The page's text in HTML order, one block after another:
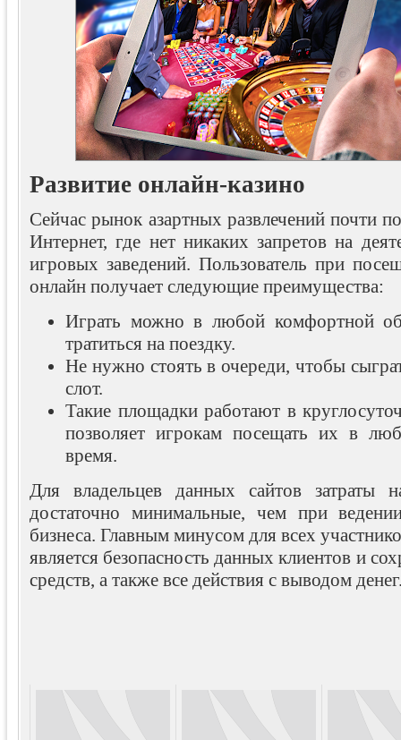
Развитие онлайн-казино
Сейчас рынок азартных развлечений почти
Интернет, где нет никаких запретов на
игровых заведений. Пользователь при
онлайн получает следующие преимущества:
Играть можно в любой комфортной
тратиться на поездку.
Не нужно стоять в очереди, чтобы
слот.
Такие площадки работают в
позволяет игрокам посещать их в
время.
Для владельцев данных сайтов затраты
достаточно минимальные, чем при
бизнеса. Главным минусом для всех
является безопасность данных клиентов и
средств, а также все действия с выводом